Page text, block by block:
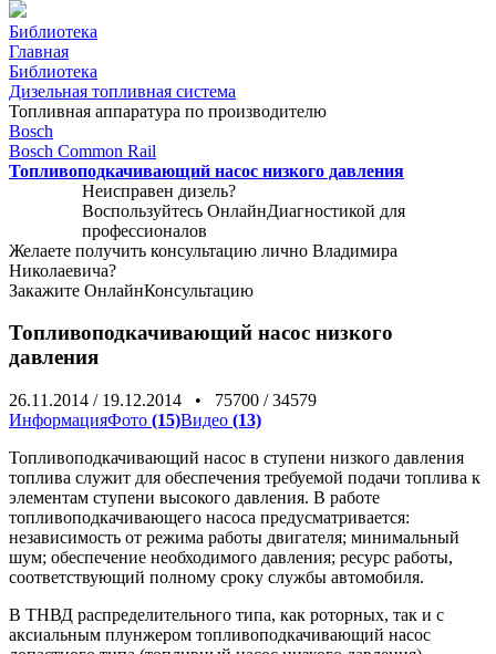
Библиотека
Главная
Библиотека
Дизельная топливная система
Топливная аппаратура по производителю
Bosch
Bosch Common Rail
Топливоподкачивающий насос низкого давления
Неисправен дизель?
Воспользуйтесь ОнлайнДиагностикой для
профессионалов
Желаете получить консультацию лично Владимира
Николаевича?
Закажите ОнлайнКонсультацию
Топливоподкачивающий насос низкого
давления
26.11.2014 / 19.12.2014 • 75700 /34579
ИнформацияФото (15)Видео (13)
Топливоподкачивающий насос в ступени низкого давления
топлива служит для обеспечения требуемой подачи топлива к
элементам ступени высокого давления. В работе
топливоподкачивающего насоса предусматривается:
независимость от режима работы двигателя; минимальный
шум; обеспечение необходимого давления; ресурс работы,
соответствующий полному сроку службы автомобиля.
В ТНВД распределительного типа, как роторных, так и с
аксиальным плунжером топливоподкачивающий насос